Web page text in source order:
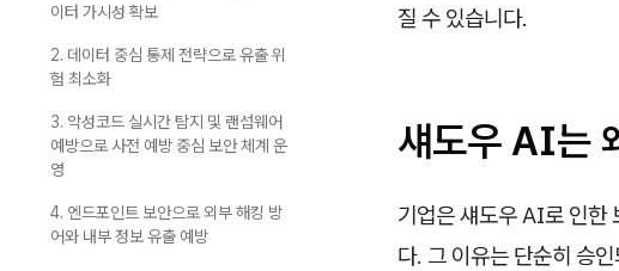
질 수 있습니다.
섀도우 AI는
기업은 섀도우 AI로 인한
다. 그 이유는 단순히 승
이터 가시성 확보
2. 데이터 중심 통제 전략으로 유출 위
험 최소화
3. 악성코드 실시간 탐지 및 랜섬웨어
예방으로 사전 예방 중심 보안 체계 운
영
4. 엔드포인트 보안으로 외부 해킹 방
어와 내부 정보 유출 예방